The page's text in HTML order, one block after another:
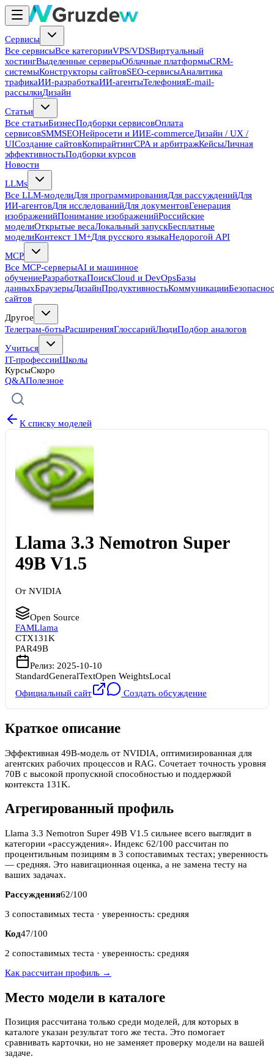
Сервисы
Все сервисыВсе категорииVPS/VDSВиртуальный
хостингВыделенные серверыОблачные платформыCRM-
системыКонструкторы сайтовSEO-сервисыАналитика
трафикаИИ-разработкаИИ-агентыТелефонияE-mail-
рассылкиДизайн
Статьи
Все статьиБизнесПодборки сервисовОплата
сервисовSMMSEOНейросети и ИИE-commerceДизайн / UX /
UIСоздание сайтовКопирайтингCPA и арбитражКейсыЛичная
эффективностьПодборки курсов
Новости
LLMs
Все LLM-моделиДля программированияДля рассужденийДля
ИИ-агентовДля исследованийДля документовГенерация
изображенийПонимание изображенийРоссийские
моделиОткрытые весаЛокальный запускБесплатные
моделиКонтекст 1M+Для русского языкаНедорогой API
MCP
Все MCP-серверыAI и машинное
обучениеРазработкаПоискCloud и DevOpsБазы
данныхБраузерыДизайнПродуктивностьКоммуникации
сайтов
Другое
Телеграм-ботыРасширенияГлоссарийЛюдиПодбор аналогов
Учиться
IT-профессииШколы
КурсыСкоро
Q&AПолезное
К списку моделей
Llama 3.3 Nemotron Super
49B V1.5
От NVIDIA
Open Source
FAMLlama
CTX131K
PAR49B
Релиз: 2025-10-10
StandardGeneralTextOpen WeightsLocal
Официальный сайт
Создать обсуждение
Краткое описание
Эффективная 49B-модель от NVIDIA, оптимизированная для
агентских рабочих процессов и RAG. Сочетает точность уровня
70B с высокой пропускной способностью и поддержкой
контекста 131K.
Агрегированный профиль
Llama 3.3 Nemotron Super 49B V1.5 сильнее всего выглядит в
категории «рассуждения». Индекс 62/100 рассчитан по
процентильным позициям в 3 сопоставимых тестах; уверенность
— средняя. Это навигационная оценка, а не замена тесту на
ваших задачах.
Рассуждения62/100
3 сопоставимых теста · уверенность: средняя
Код47/100
2 сопоставимых теста · уверенность: средняя
Как рассчитан профиль →
Место модели в каталоге
Позиция рассчитана только среди моделей, для которых в
каталоге указан результат того же теста. Это помогает
сравнивать карточки, но не заменяет проверку модели на вашей
задаче.